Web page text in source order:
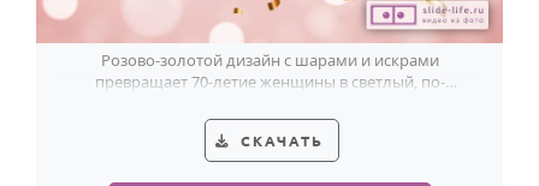
Розово-золотой дизайн с шарами и искрами
превращает 70-летие женщины в светлый, по-
СКАЧАТЬ